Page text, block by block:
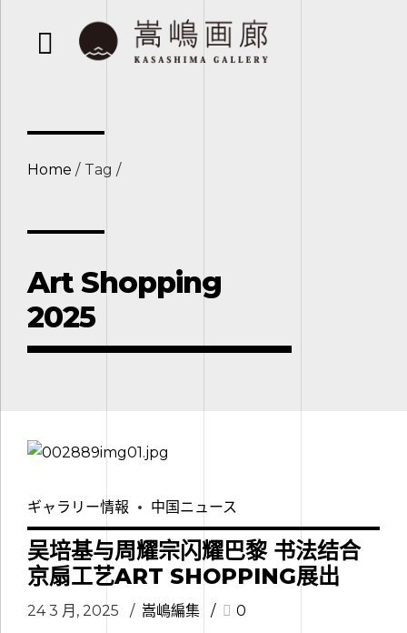
Home Tag
Art Shopping
2025
ギャラリー情報 中国ニュース
吴培基与周耀宗闪耀巴黎 书法结合
京扇工艺ART SHOPPING展出
24 3 月, 2025 嵩嶋編集
0